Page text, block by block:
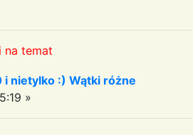
na temat
i nietylko :) Wątki różne
»